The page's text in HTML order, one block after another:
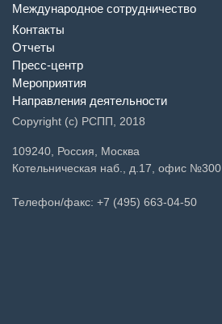
Международное сотрудничество
Контакты
Отчеты
Пресс-центр
Мероприятия
Направления деятельности
Copyright (c) РСПП, 2018
109240, Россия, Москва
Котельническая наб., д.17, офис №300
Телефон/факс: +7 (495) 663-04-50